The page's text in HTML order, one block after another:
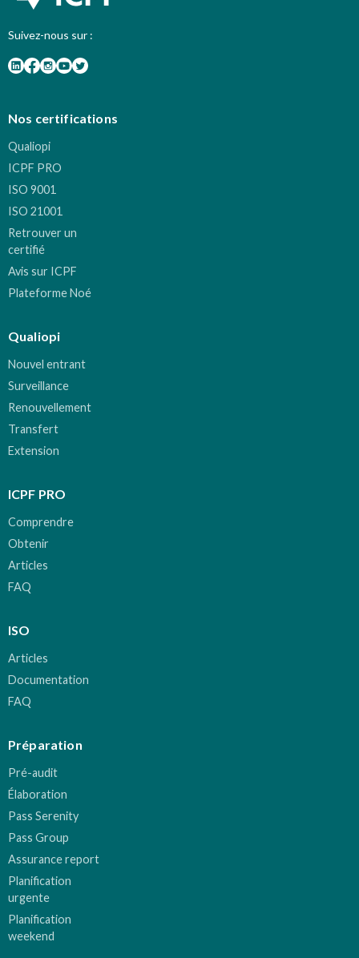
Suivez-nous sur :
Nos certifications
Qualiopi
ICPF PRO
ISO 9001
ISO 21001
Retrouver un
certifié
Avis sur ICPF
Plateforme Noé
Qualiopi
Nouvel entrant
Surveillance
Renouvellement
Transfert
Extension
ICPF PRO
Comprendre
Obtenir
Articles
FAQ
ISO
Articles
Documentation
FAQ
Préparation
Pré-audit
Élaboration
Pass Serenity
Pass Group
Assurance report
Planification
urgente
Planification
weekend